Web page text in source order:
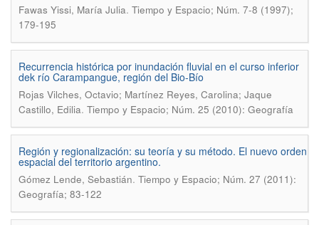
Fawas Yissi, María Julia. Tiempo y Espacio; Núm. 7-8 (1997);
179-195
Recurrencia histórica por inundación fluvial en el curso inferior
dek río Carampangue, región del Bio-Bío
Rojas Vilches, Octavio; Martínez Reyes, Carolina; Jaque
Castillo, Edilia. Tiempo y Espacio; Núm. 25 (2010): Geografía
Región y regionalización: su teoría y su método. El nuevo orden
espacial del territorio argentino.
Gómez Lende, Sebastián. Tiempo y Espacio; Núm. 27 (2011):
Geografía; 83-122